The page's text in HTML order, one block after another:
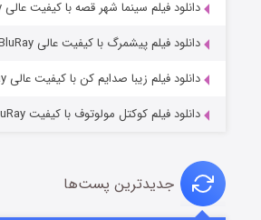
دانلود فیلم سینما شهر قصه با کیفیت عالی BluRay
دانلود فیلم پیشمرگ با کیفیت عالی BluRay
دانلود فیلم زیبا صدایم کن با کیفیت عالی BluRay
دانلود فیلم کوکتل مولوتوف با کیفیت BluRay
جدیدترین پست‌ها